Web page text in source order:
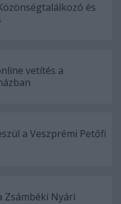
és
vetítés a
a Veszprémi Petőfi
Zsámbéki Nyári